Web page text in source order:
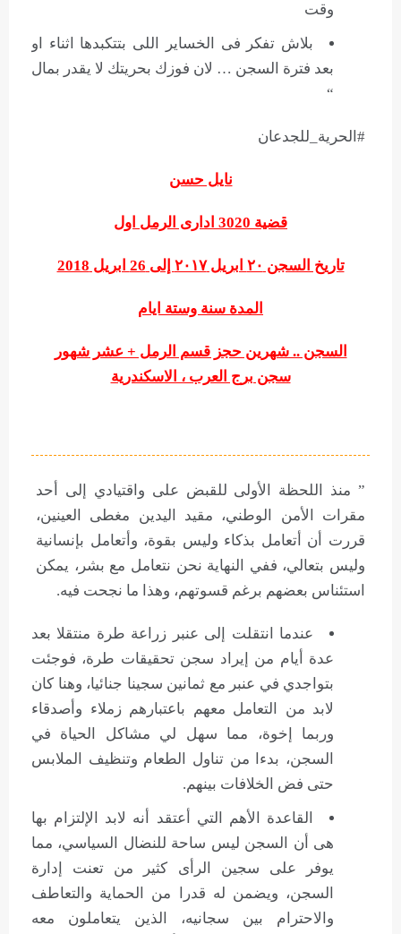
وقت
بلاش تفكر فى الخساير اللى بتتكبدها اثناء او
بعد فترة السجن … لان فوزك بحريتك لا يقدر بمال
“
#الحرية_للجدعان
نايل حسن
قضية 3020 ادارى الرمل اول
تاريخ السجن ٢٠ ابريل ٢٠١٧ إلى 26 ابريل 2018
المدة سنة وستة ايام
السجن .. شهرين حجز قسم الرمل + عشر شهور
سجن برج العرب ، الاسكندرية
” منذ اللحظة الأولى للقبض على واقتيادي إلى أحد
مقرات الأمن الوطني، مقيد اليدين مغطى العينين،
قررت أن أتعامل بذكاء وليس بقوة، وأتعامل بإنسانية
وليس بتعالي، ففي النهاية نحن نتعامل مع بشر، يمكن
استئناس بعضهم برغم قسوتهم، وهذا ما نجحت فيه.
عندما انتقلت إلى عنبر زراعة طرة منتقلا بعد
عدة أيام من إيراد سجن تحقيقات طرة، فوجئت
بتواجدي في عنبر مع ثمانين سجينا جنائيا، وهنا كان
لابد من التعامل معهم باعتبارهم زملاء وأصدقاء
وربما إخوة، مما سهل لي مشاكل الحياة في
السجن، بدءا من تناول الطعام وتنظيف الملابس
حتى فض الخلافات بينهم.
القاعدة الأهم التي أعتقد أنه لابد الإلتزام بها
هى أن السجن ليس ساحة للنضال السياسي، مما
يوفر على سجين الرأى كثير من تعنت إدارة
السجن، ويضمن له قدرا من الحماية والتعاطف
والاحترام بين سجانيه، الذين يتعاملون معه